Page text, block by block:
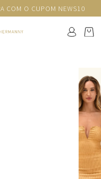
COM O CUPOM NEWS10